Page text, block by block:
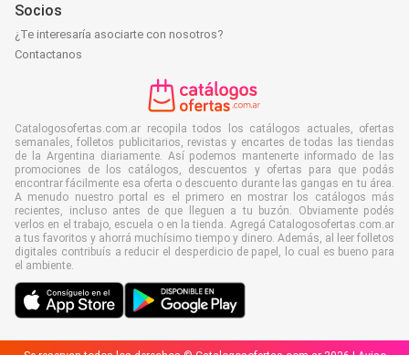
Socios
¿Te interesaría asociarte con nosotros?
Contactanos
Catalogosofertas.com.ar recopila todos los catálogos actuales, ofertas
semanales, folletos publicitarios, revistas y encartes de todas las tiendas
de la Argentina diariamente. Así podemos mantenerte informado de las
promociones de los catálogos, descuentos y ofertas para que podás
encontrar fácilmente esa oferta o descuento durante las gangas en tu área.
A menudo nuestro portal es el primero en mostrar los catálogos más
recientes, incluso antes de que lleguen a tu buzón. Obviamente podés
verlos en el trabajo, escuela o en la tienda. Agregá Catalogosofertas.com.ar
a tus favoritos y ahorrá muchísimo tiempo y dinero. Además, al leer folletos
digitales contribuís a reducir el desperdicio de papel, lo cual es bueno para
el ambiente.